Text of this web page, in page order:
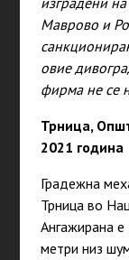
Маврово и
овие
фирма не се
Трница,
2021 година
Градежна
Трница во
Ангажирана
метри низ